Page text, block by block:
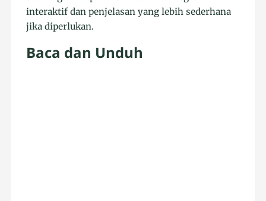
interaktif dan penjelasan yang lebih sederhana
jika diperlukan.
Baca dan Unduh